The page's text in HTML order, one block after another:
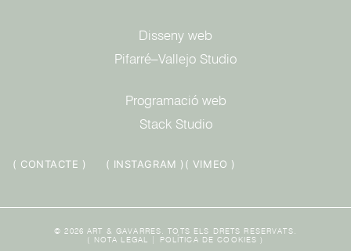
Disseny web
Pifarré–Vallejo Studio
Programació web
Stack Studio
( CONTACTE ) ( INSTAGRAM ) ( VIMEO )
© 2026 ART & GAVARRES. TOTS ELS DRETS RESERVATS.
(
NOTA LEGAL POLÍTICA DE COOKIES )